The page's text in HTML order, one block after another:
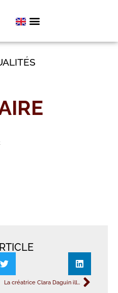
La créatrice Clara Daguin illumine la mode avec des rubans lumineux Eweave.